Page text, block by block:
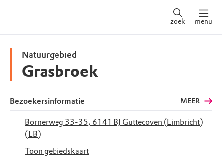
zoek menu
Natuurgebied
Grasbroek
Bezoekersinformatie MEER
Bornerweg 33-35, 6141 BJ Guttecoven (Limbricht)
(LB)
Toon gebiedskaart